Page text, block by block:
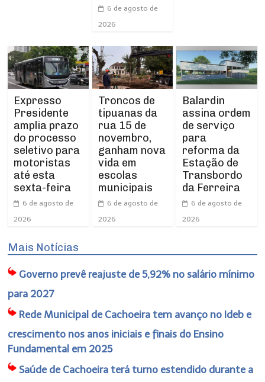
6 de agosto de
2026
Expresso
Presidente
amplia prazo
do processo
seletivo para
motoristas
até esta
sexta-feira
6 de agosto de
2026
Troncos de
tipuanas da
rua 15 de
novembro,
ganham nova
vida em
escolas
municipais
6 de agosto de
2026
Balardin
assina ordem
de serviço
para
reforma da
Estação de
Transbordo
da Ferreira
6 de agosto de
2026
Mais Notícias
Governo prevê reajuste de 5,92% no salário mínimo
para 2027
Rede Municipal de Cachoeira tem avanço no Ideb e
crescimento nos anos iniciais e finais do Ensino
Fundamental em 2025
Saúde de Cachoeira terá turno estendido durante a